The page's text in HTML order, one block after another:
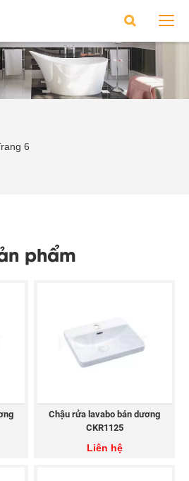
6
phẩm
Chậu rửa lavabo bán dương
CKR1125
Liên hệ